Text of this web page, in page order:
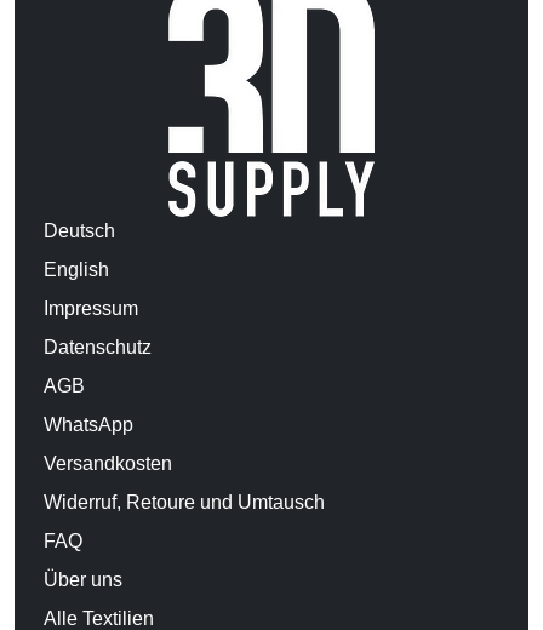
Deutsch
English
Impressum
Datenschutz
AGB
WhatsApp
Versandkosten
Widerruf, Retoure und Umtausch
FAQ
Über uns
Alle Textilien